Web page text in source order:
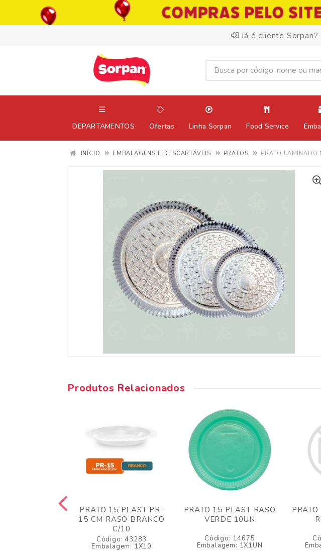
Já é cliente
DEPARTAMENTOS Ofertas Linha Sorpan Food Service
INÍCIO EMBALAGENS E DESCARTÁVEIS PRATOS PRATO LAMINADO
Produtos Relacionados
PRATO 15 PLAST PR-
15 CM RASO BRANCO
C/10
Código: 43283
Embalagem: 1X10
PRATO 15 PLAST RASO
VERDE 10UN
Código: 14675
Embalagem: 1X1UN